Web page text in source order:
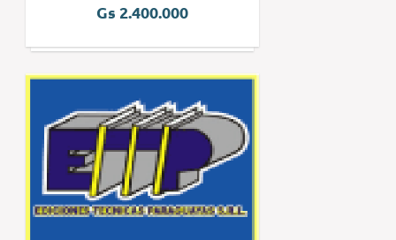
Gs 2.400.000